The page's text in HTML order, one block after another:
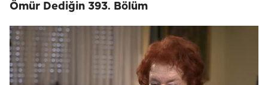
Ömür Dediğin 393. Bölüm